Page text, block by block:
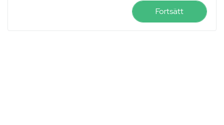
Fortsätt